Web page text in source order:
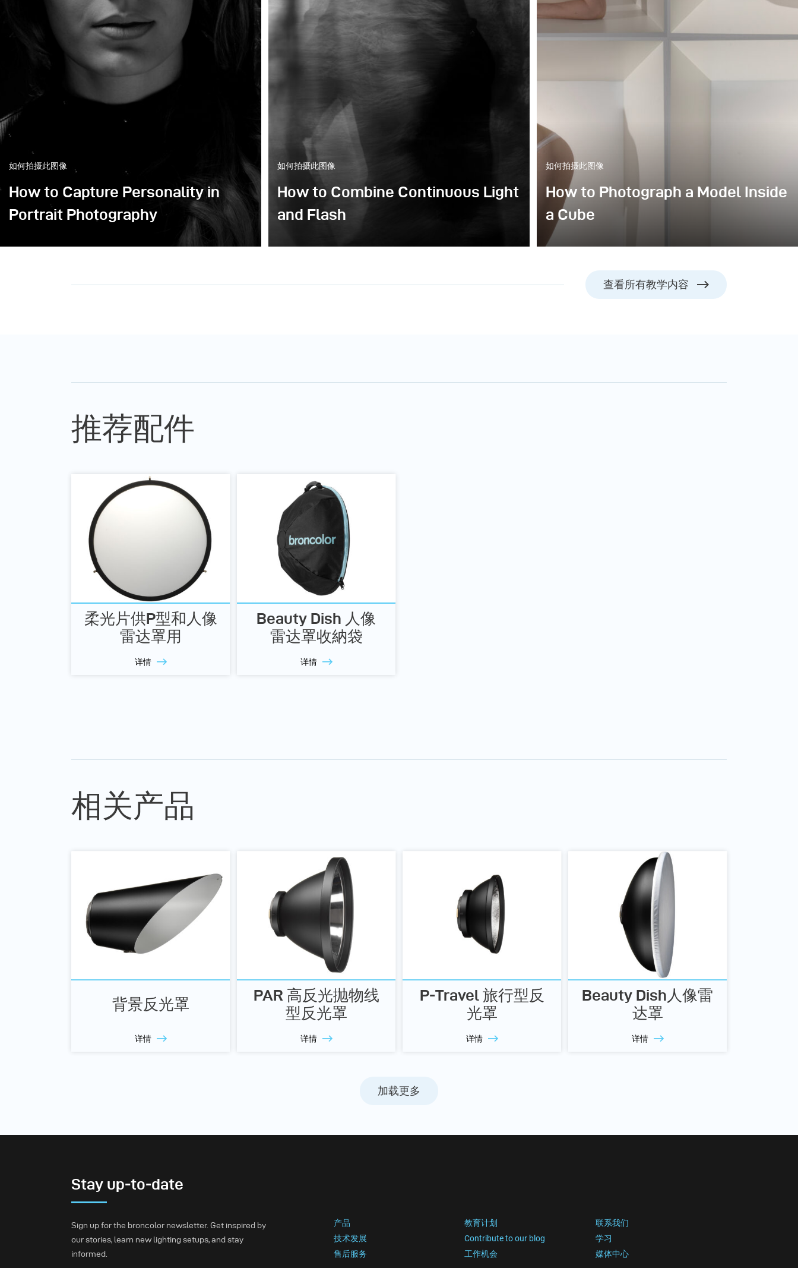
如何拍摄此图像
How to Capture Personality in
Portrait Photography
如何拍摄此图像
How to Combine Continuous Light
and Flash
如何拍摄此图像
How to Photograph a Model Inside
a Cube
查看所有教学内容
推荐配件
柔光片供P型和人像
雷达罩用
详情
Beauty Dish 人像
雷达罩收納袋
详情
相关产品
背景反光罩
详情
PAR 高反光抛物线
型反光罩
详情
P-Travel 旅行型反
光罩
详情
Beauty Dish人像雷
达罩
详情
加载更多
Stay up-to-date
Sign up for the broncolor newsletter. Get inspired by
our stories, learn new lighting setups, and stay
informed.
产品 教育计划
联系我们
技术发展
Contribute to our blog
学习
售后服务
工作机会 媒体中心